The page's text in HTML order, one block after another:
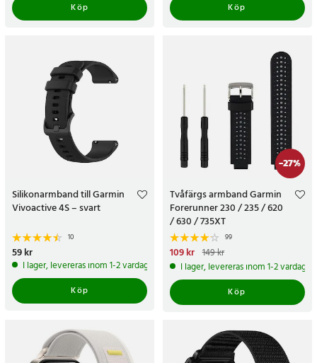
Köp
Köp
Silikonarmband till Garmin
Vivoactive 4S – svart
10
Pris:
59 kr
I lager, levereras inom 1-2 vardagar
Köp
-27%
Tvåfärgs armband Garmin
Forerunner 230 / 235 / 620
/ 630 / 735XT
99
Nuvarande pris
pris:149 kr
109 kr 149 kr
I lager, levereras inom 1-2 vardagar
Köp